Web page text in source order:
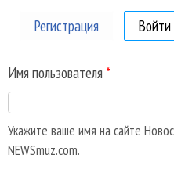
Регистрация Войти
Имя пользователя *
Укажите ваше имя на сайте
NEWSmuz.com.